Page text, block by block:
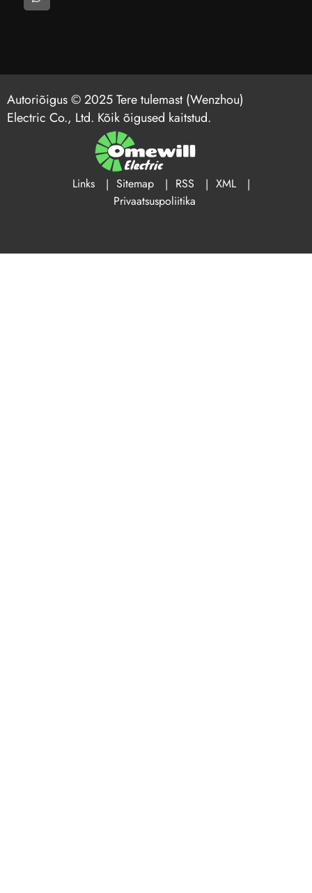
Autoriõigus © 2025 Tere tulemast (Wenzhou)
Electric Co., Ltd. Kõik õigused kaitstud.
Links Sitemap RSS
XML
Privaatsuspoliitika